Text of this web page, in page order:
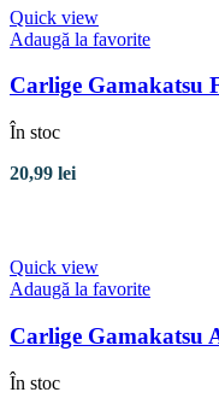
Quick view
Adaugă la favorite
Carlige Gamakatsu
În stoc
20,99 lei
Quick view
Adaugă la favorite
Carlige Gamakatsu
În stoc